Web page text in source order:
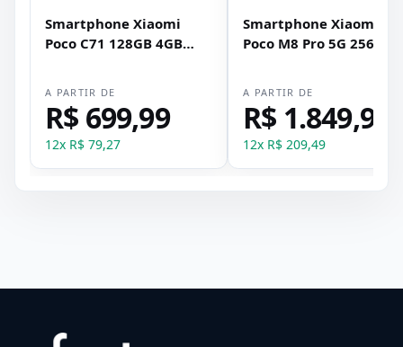
Smartphone Xiaomi
Poco C71 128GB 4GB
A PARTIR DE
R$ 699,99
12x R$ 79,27
Smartphone Xiaomi
Poco M8 Pro 5G 256GB
A PARTIR DE
R$ 1.849,99
12x R$ 209,49